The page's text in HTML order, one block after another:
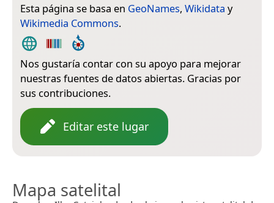
Esta página se basa en GeoNames, Wikidata y
Wikimedia Commons.
Nos gustaría contar con su apoyo para mejorar
nuestras fuentes de datos abiertas. Gracias por
sus contribuciones.
Editar este lugar
Mapa satelital